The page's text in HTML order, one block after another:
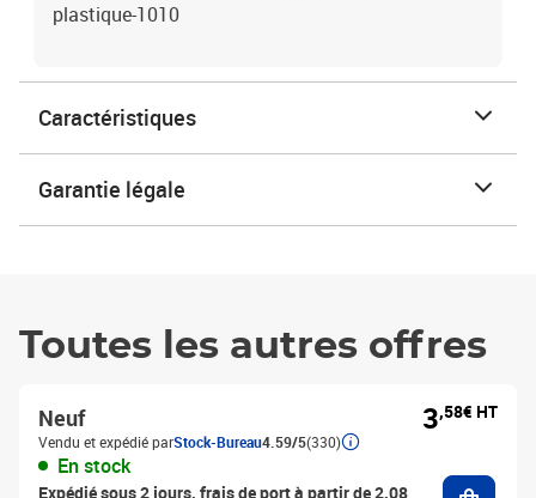
plastique-1010
Caractéristiques
Garantie légale
Toutes les autres offres
Neuf
Vendu et expédié parStock-Bureau4.59/5(330)
En stock
Expédié sous 2 jours, frais de port à partir de 2,08
3,58€ HT